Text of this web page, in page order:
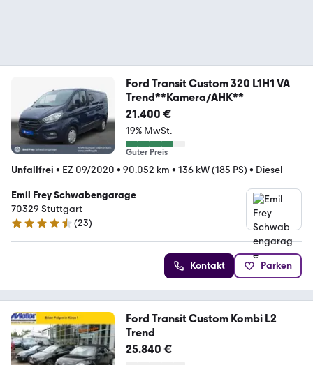
Ford Transit Custom 320 L1H1 VA
Trend**Kamera/AHK**
21.400 €
19% MwSt.
Guter Preis
Unfallfrei • EZ 09/2020 • 90.052 km • 136 kW (185 PS) • Diesel
Emil Frey Schwabengarage
70329 Stuttgart
4.3 Sterne
(23)
Kontakt Parken
Ford Transit Custom Kombi L2
Trend
25.840 €